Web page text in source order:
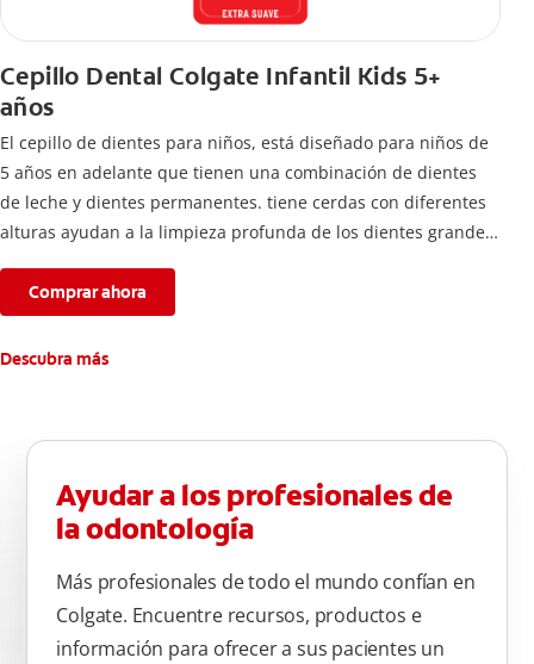
Cepillo Dental Colgate Infantil Kids 5+
años
El cepillo de dientes para niños, está diseñado para niños de
5 años en adelante que tienen una combinación de dientes
de leche y dientes permanentes. tiene cerdas con diferentes
alturas ayudan a la limpieza profunda de los dientes grandes
Comprar ahora
Descubra más
Ayudar a los profesionales de
la odontología
Más profesionales de todo el mundo confían en
Colgate. Encuentre recursos, productos e
información para ofrecer a sus pacientes un